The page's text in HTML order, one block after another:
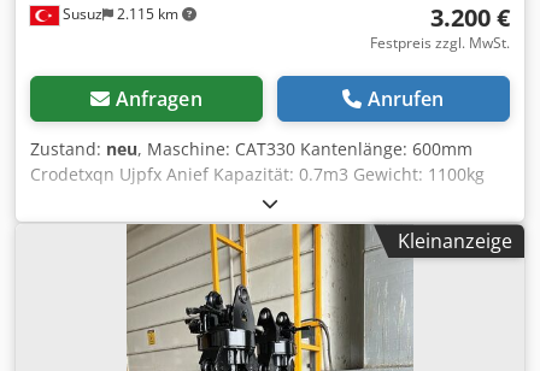
Susuz 2.115 km 3.200 €
Festpreis zzgl. MwSt.
Anfragen Anrufen
Zustand: neu, Maschine: CAT330 Kantenlänge: 600mm
Crodetxqn Ujpfx Anief Kapazität: 0.7m3 Gewicht: 1100kg
Sie können uns für die Herstellung von Eimern
kontaktieren und ein Angebot erhalten.
Kleinanzeige